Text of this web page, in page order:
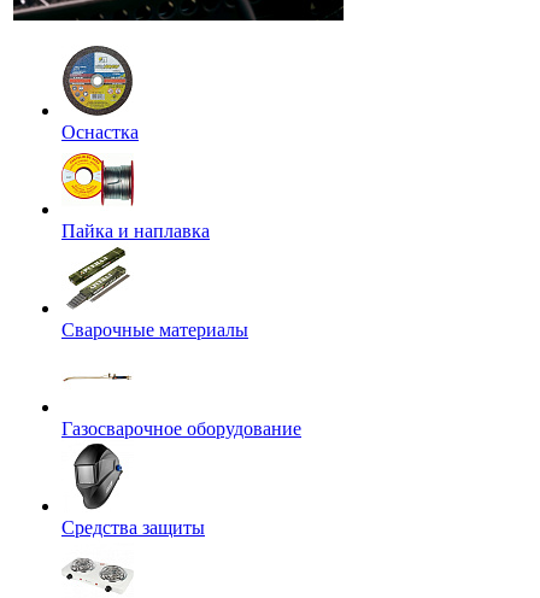
Оснастка
Пайка и наплавка
Сварочные материалы
Газосварочное оборудование
Средства защиты